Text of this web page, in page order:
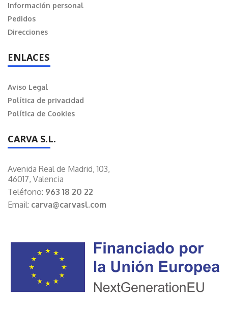
Información personal
Pedidos
Direcciones
ENLACES
Aviso Legal
Política de privacidad
Política de Cookies
CARVA S.L.
Avenida Real de Madrid, 103,
46017, Valencia
Teléfono: 963 18 20 22
Email: carva@carvasl.com